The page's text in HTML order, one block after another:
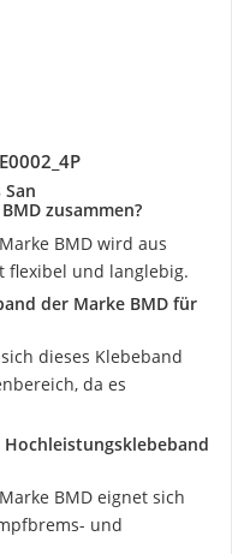
zusammen?
BMD wird aus
flexibel und langlebig.
der Marke BMD für
dieses Klebeband
da es
Hochleistungsklebeband
BMD eignet sich
und